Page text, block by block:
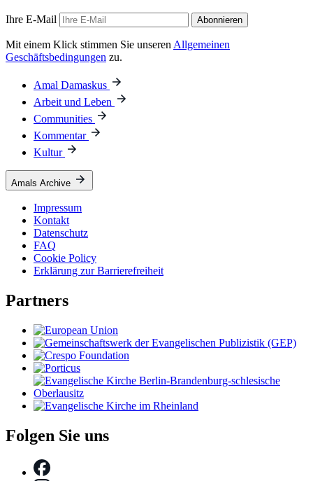
Ihre E-Mail Abonnieren
Mit einem Klick stimmen Sie unseren Allgemeinen
Geschäftsbedingungen zu.
Amal Damaskus
Arbeit und Leben
Communities
Kommentar
Kultur
Amals Archive
Impressum
Kontakt
Datenschutz
FAQ
Cookie Policy
Erklärung zur Barrierefreiheit
Partners
Folgen Sie uns